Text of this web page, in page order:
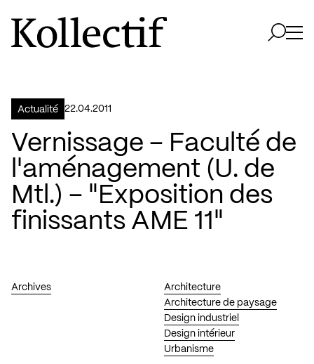
Aller à la page d'accueil
Logo Kollectif
Actualité 22.04.2011
Vernissage – Faculté de
l'aménagement (U. de
Mtl.) – "Exposition des
finissants AME 11"
Archives
Architecture
Architecture de paysage
Design industriel
Design intérieur
Urbanisme